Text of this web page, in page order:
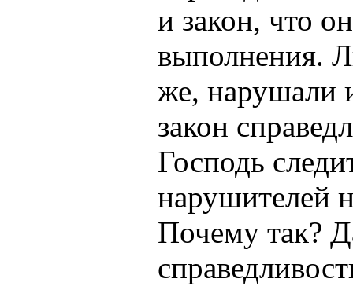
и закон, что
выполнения.
же, нарушали
закон
Господь
нарушителей
Почему так?